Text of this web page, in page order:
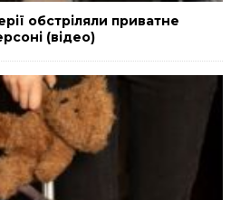
обстріляли приватне
(відео)